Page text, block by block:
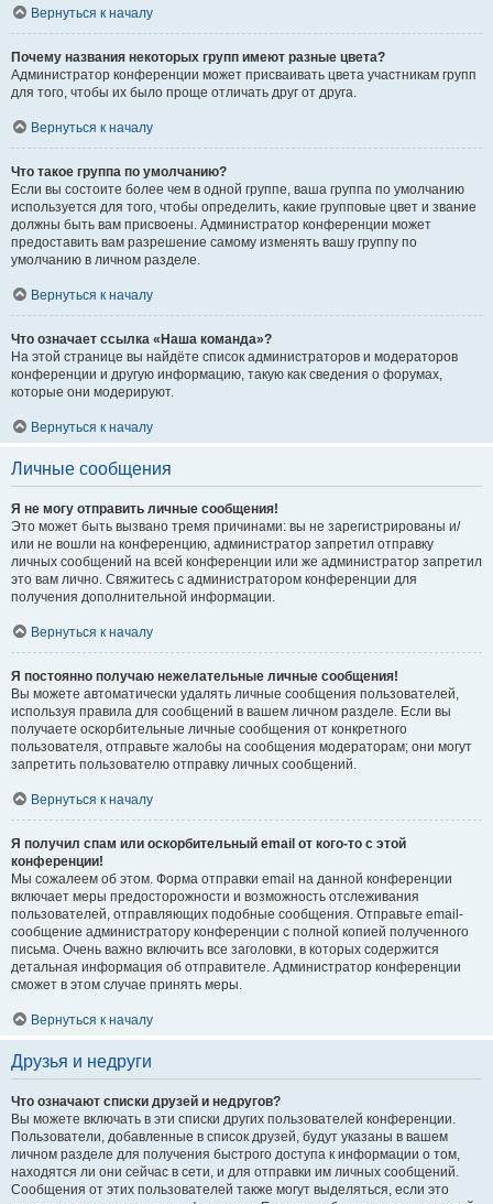
Вернуться к началу
Почему названия некоторых групп имеют разные цвета?
Администратор конференции может присваивать цвета участникам групп
для того, чтобы их было проще отличать друг от друга.
Вернуться к началу
Что такое группа по умолчанию?
Если вы состоите более чем в одной группе, ваша группа по умолчанию
используется для того, чтобы определить, какие групповые цвет и звание
должны быть вам присвоены. Администратор конференции может
предоставить вам разрешение самому изменять вашу группу по
умолчанию в личном разделе.
Вернуться к началу
Что означает ссылка «Наша команда»?
На этой странице вы найдёте список администраторов и модераторов
конференции и другую информацию, такую как сведения о форумах,
которые они модерируют.
Вернуться к началу
Личные сообщения
Я не могу отправить личные сообщения!
Это может быть вызвано тремя причинами: вы не зарегистрированы и/
или не вошли на конференцию, администратор запретил отправку
личных сообщений на всей конференции или же администратор запретил
это вам лично. Свяжитесь с администратором конференции для
получения дополнительной информации.
Вернуться к началу
Я постоянно получаю нежелательные личные сообщения!
Вы можете автоматически удалять личные сообщения пользователей,
используя правила для сообщений в вашем личном разделе. Если вы
получаете оскорбительные личные сообщения от конкретного
пользователя, отправьте жалобы на сообщения модераторам; они могут
запретить пользователю отправку личных сообщений.
Вернуться к началу
Я получил спам или оскорбительный email от кого-то с этой
конференции!
Мы сожалеем об этом. Форма отправки email на данной конференции
включает меры предосторожности и возможность отслеживания
пользователей, отправляющих подобные сообщения. Отправьте email-
сообщение администратору конференции с полной копией полученного
письма. Очень важно включить все заголовки, в которых содержится
детальная информация об отправителе. Администратор конференции
сможет в этом случае принять меры.
Вернуться к началу
Друзья и недруги
Что означают списки друзей и недругов?
Вы можете включать в эти списки других пользователей конференции.
Пользователи, добавленные в список друзей, будут указаны в вашем
личном разделе для получения быстрого доступа к информации о том,
находятся ли они сейчас в сети, и для отправки им личных сообщений.
Сообщения от этих пользователей также могут выделяться, если это